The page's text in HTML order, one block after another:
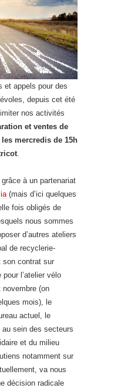
et appels pour des
depuis cet été
nos activités
et ventes de
mercredis de 15h
.
à un partenariat
(mais d’ici quelques
fois obligés de
nous sommes
d’autres ateliers
de recyclerie-
son contrat sur
l’atelier vélo
novembre (on
mois), le
actuel, le
sein des secteurs
et du milieu
notamment sur
va nous
décision radicale